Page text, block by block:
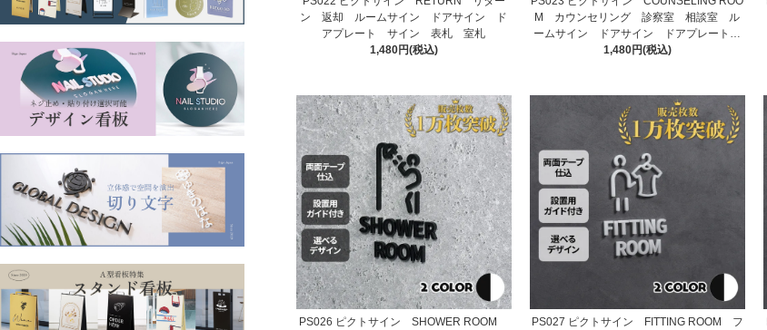
ン 返却 ルームサイン ドアサイン ド
アプレート サイン 表札 室札
1,480円(税込)
M カウンセリング 診察室 相談室 ル
ームサイン ドアサイン ドアプレート
サイン 表札 室札
1,480円(税込)
PS026 ピクトサイン SHOWER ROOM
PS027 ピクトサイン FITTING ROOM フ